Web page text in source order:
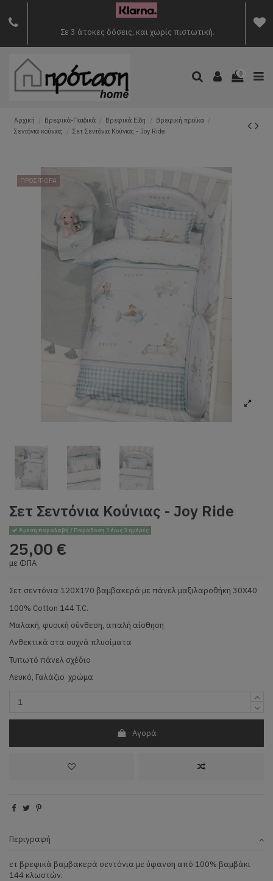
Σε 3 άτοκες δόσεις, και χωρίς πιστωτική.
0
Αρχική Βρεφικά-Παιδικά Βρεφικά Είδη
Βρεφική προίκα
Σεντόνια κούνιας
Σετ Σεντόνια Κούνιας - Joy Ride
ΠΡΟΣΦΟΡΑ
Σετ Σεντόνια Κούνιας - Joy Ride
Άμεση παραλαβή / Παράδοση 1 έως 3 ημέρες
25,00 €
με ΦΠΑ
Σετ σεντόνια 120Χ170 βαμβακερά με πάνελ μαξιλαροθήκη 30Χ40
100% Cotton 144 T.C.
Μαλακή, φυσική σύνθεση, απαλή αίσθηση
Ανθεκτικά στα συχνά πλυσίματα
Τυπωτό πάνελ σχέδιο
Λευκό, Γαλάζιο χρώμα
Αγορά
Περιγραφή
ετ βρεφικά βαμβακερά σεντόνια με ύφανση από 100% βαμβάκι
144 κλωστών.